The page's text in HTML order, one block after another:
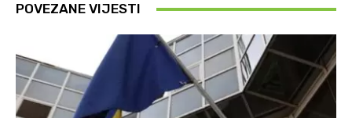
POVEZANE VIJESTI